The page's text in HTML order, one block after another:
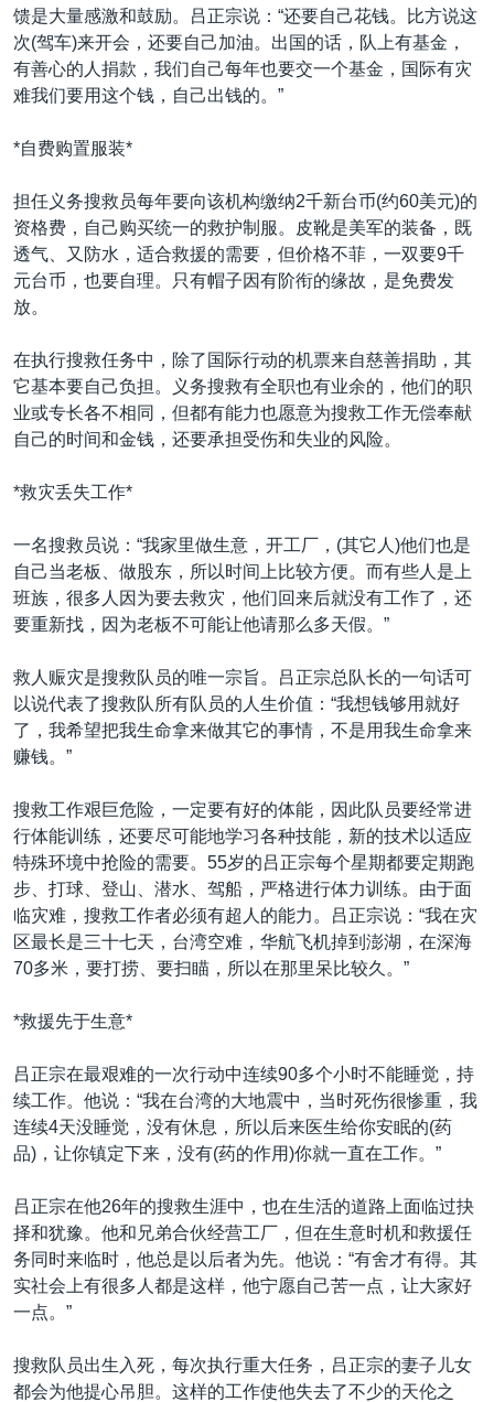
埃博拉疫情
美国之音专访
重要讲话与声明
关注西藏
关注新疆
GEN Z 看美国
其他语言网站
馈是大量感激和鼓励。吕正宗说：“还要自己花钱。比方说这
次(驾车)来开会，还要自己加油。出国的话，队上有基金，
有善心的人捐款，我们自己每年也要交一个基金，国际有灾
难我们要用这个钱，自己出钱的。”
*自费购置服装*
担任义务搜救员每年要向该机构缴纳2千新台币(约60美元)的
资格费，自己购买统一的救护制服。皮靴是美军的装备，既
透气、又防水，适合救援的需要，但价格不菲，一双要9千
元台币，也要自理。只有帽子因有阶衔的缘故，是免费发
放。
在执行搜救任务中，除了国际行动的机票来自慈善捐助，其
它基本要自己负担。义务搜救有全职也有业余的，他们的职
业或专长各不相同，但都有能力也愿意为搜救工作无偿奉献
自己的时间和金钱，还要承担受伤和失业的风险。
*救灾丢失工作*
一名搜救员说：“我家里做生意，开工厂，(其它人)他们也是
自己当老板、做股东，所以时间上比较方便。而有些人是上
班族，很多人因为要去救灾，他们回来后就没有工作了，还
要重新找，因为老板不可能让他请那么多天假。”
救人赈灾是搜救队员的唯一宗旨。吕正宗总队长的一句话可
以说代表了搜救队所有队员的人生价值：“我想钱够用就好
了，我希望把我生命拿来做其它的事情，不是用我生命拿来
赚钱。”
搜救工作艰巨危险，一定要有好的体能，因此队员要经常进
行体能训练，还要尽可能地学习各种技能，新的技术以适应
特殊环境中抢险的需要。55岁的吕正宗每个星期都要定期跑
步、打球、登山、潜水、驾船，严格进行体力训练。由于面
临灾难，搜救工作者必须有超人的能力。吕正宗说：“我在灾
区最长是三十七天，台湾空难，华航飞机掉到澎湖，在深海
70多米，要打捞、要扫瞄，所以在那里呆比较久。”
*救援先于生意*
吕正宗在最艰难的一次行动中连续90多个小时不能睡觉，持
续工作。他说：“我在台湾的大地震中，当时死伤很惨重，我
连续4天没睡觉，没有休息，所以后来医生给你安眠的(药
品)，让你镇定下来，没有(药的作用)你就一直在工作。”
吕正宗在他26年的搜救生涯中，也在生活的道路上面临过抉
择和犹豫。他和兄弟合伙经营工厂，但在生意时机和救援任
务同时来临时，他总是以后者为先。他说：“有舍才有得。其
实社会上有很多人都是这样，他宁愿自己苦一点，让大家好
一点。”
搜救队员出生入死，每次执行重大任务，吕正宗的妻子儿女
都会为他提心吊胆。这样的工作使他失去了不少的天伦之